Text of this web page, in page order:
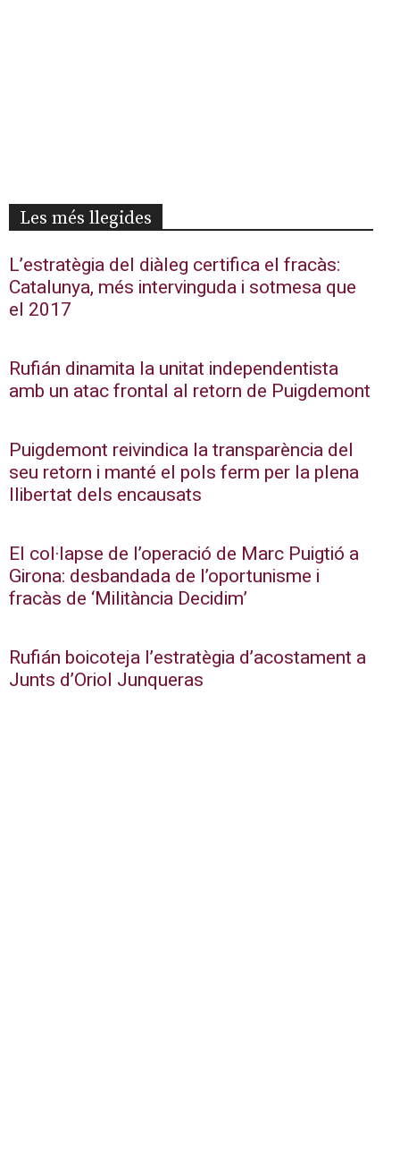
Les més llegides
L’estratègia del diàleg certifica el fracàs:
Catalunya, més intervinguda i sotmesa que
el 2017
Rufián dinamita la unitat independentista
amb un atac frontal al retorn de Puigdemont
Puigdemont reivindica la transparència del
seu retorn i manté el pols ferm per la plena
llibertat dels encausats
El col·lapse de l’operació de Marc Puigtió a
Girona: desbandada de l’oportunisme i
fracàs de ‘Militància Decidim’
Rufián boicoteja l’estratègia d’acostament a
Junts d’Oriol Junqueras